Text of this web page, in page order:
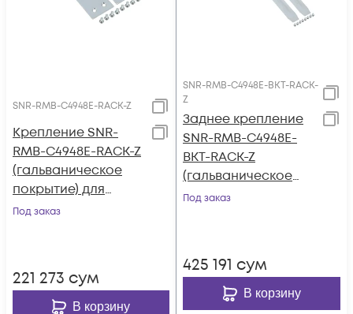
SNR-RMB-C4948E-RACK-Z
Крепление SNR-
RMB-C4948E-RACK-Z
(гальваническое
покрытие) для
коммутаторов
Под заказ
221 273 сум
В корзину
SNR-RMB-C4948E-BKT-RACK-
Z
Заднее крепление
SNR-RMB-C4948E-
BKT-RACK-Z
(гальваническое
покрытие) для
Под заказ
425 191 сум
В корзину